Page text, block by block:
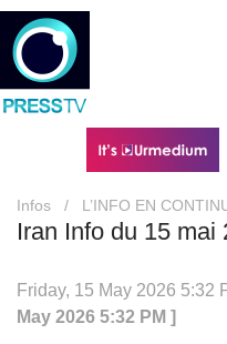
Infos / L’INFO EN
Iran Info du 15 mai
Friday, 15 May 2026 5:32
May 2026 5:32 PM ]